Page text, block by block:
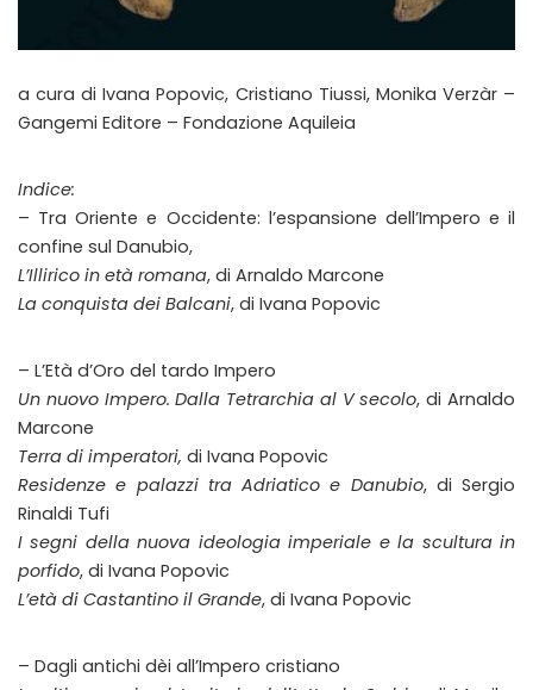
a cura di Ivana Popovic, Cristiano Tiussi, Monika Verzàr –
Gangemi Editore – Fondazione Aquileia
Indice:
– Tra Oriente e Occidente: l’espansione dell’Impero e il
confine sul Danubio,
L’Illirico in età romana, di Arnaldo Marcone
La conquista dei Balcani, di Ivana Popovic
– L’Età d’Oro del tardo Impero
Un nuovo Impero. Dalla Tetrarchia al V secolo, di Arnaldo
Marcone
Terra di imperatori, di Ivana Popovic
Residenze e palazzi tra Adriatico e Danubio, di Sergio
Rinaldi Tufi
I segni della nuova ideologia imperiale e la scultura in
porfido, di Ivana Popovic
L’età di Castantino il Grande, di Ivana Popovic
– Dagli antichi dèi all’Impero cristiano